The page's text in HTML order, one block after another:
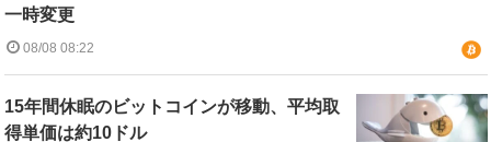
一時変更
08/08 08:22
15年間休眠のビットコインが移動、平均取
得単価は約10ドル